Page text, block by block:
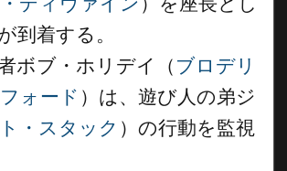
到着する。
ボブ・ホリデイ（ ブロデリ
ォード ）は、遊び人の弟ジ
・スタック ）の行動を監視